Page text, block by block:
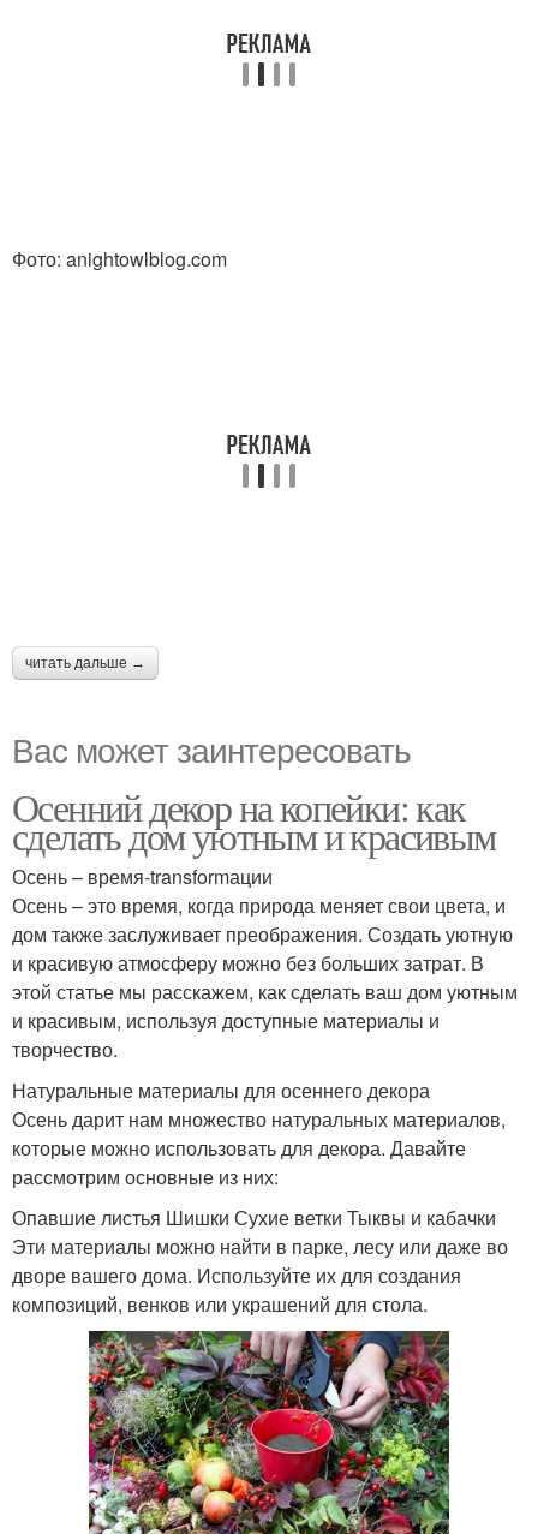
Фото: anightowlblog.com
читать дальше →
Вас может заинтересовать
Осенний декор на копейки: как
сделать дом уютным и красивым
Осень – время-transformации
Осень – это время, когда природа меняет свои цвета, и
дом также заслуживает преображения. Создать уютную
и красивую атмосферу можно без больших затрат. В
этой статье мы расскажем, как сделать ваш дом уютным
и красивым, используя доступные материалы и
творчество.
Натуральные материалы для осеннего декора
Осень дарит нам множество натуральных материалов,
которые можно использовать для декора. Давайте
рассмотрим основные из них:
Опавшие листья Шишки Сухие ветки Тыквы и кабачки
Эти материалы можно найти в парке, лесу или даже во
дворе вашего дома. Используйте их для создания
композиций, венков или украшений для стола.